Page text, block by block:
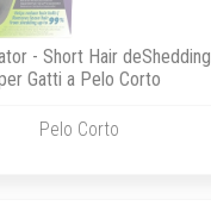
- Short Hair deShedding
Gatti a Pelo Corto
Pelo Corto